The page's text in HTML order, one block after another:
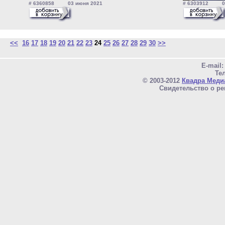
# 6360858 03 июня 2021 # 6303912 02
<< 16 17 18 19 20 21 22 23 24 25 26 27 28 29 30 >>
E-mail:
© 2003-2012 Квадра
Свидетельство о